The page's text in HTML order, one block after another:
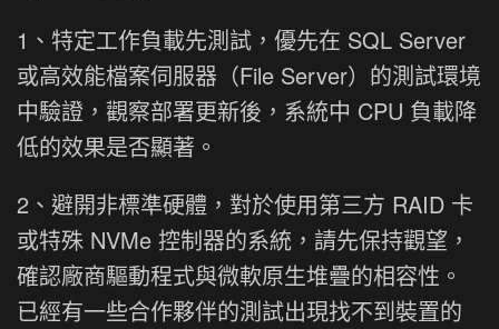
1、特定工作負載先測試，優先在 SQL Server
或高效能檔案伺服器（File Server）的測試環境
中驗證，觀察部署更新後，系統中 CPU 負載降
低的效果是否顯著。
2、避開非標準硬體，對於使用第三方 RAID 卡
或特殊 NVMe 控制器的系統，請先保持觀望，
確認廠商驅動程式與微軟原生堆疊的相容性。
已經有一些合作夥伴的測試出現找不到裝置的